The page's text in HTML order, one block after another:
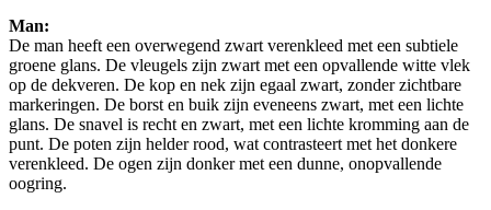
Man:
De man heeft een overwegend zwart verenkleed met een subtiele
groene glans. De vleugels zijn zwart met een opvallende witte vlek
op de dekveren. De kop en nek zijn egaal zwart, zonder zichtbare
markeringen. De borst en buik zijn eveneens zwart, met een lichte
glans. De snavel is recht en zwart, met een lichte kromming aan de
punt. De poten zijn helder rood, wat contrasteert met het donkere
verenkleed. De ogen zijn donker met een dunne, onopvallende
oogring.